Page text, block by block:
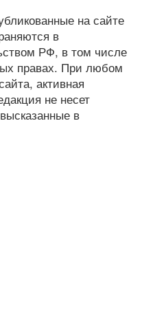
на сайте
в
РФ, в том числе
правах. При любом
активная
не несет
в